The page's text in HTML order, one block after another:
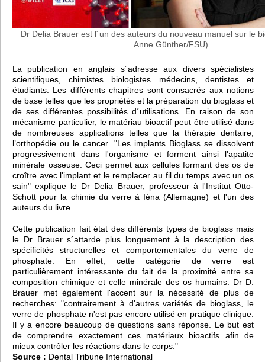
Dr Delia Brauer est l´un des auteurs du nouveau manuel sur le
Anne Günther/FSU)
La publication en anglais s´adresse aux divers spécialistes
scientifiques, chimistes biologistes médecins, dentistes et
étudiants. Les différents chapitres sont consacrés aux notions
de base telles que les propriétés et la préparation du bioglass et
de ses différentes possibilités d´utilisations. En raison de son
mécanisme particulier, le matériau bioactif peut être utilisé dans
de nombreuses applications telles que la thérapie dentaire,
l’orthopédie ou le cancer. "Les implants Bioglass se dissolvent
progressivement dans l'organisme et forment ainsi l'apatite
minérale osseuse. Ceci permet aux cellules formant des os de
croître avec l'implant et le remplacer au fil du temps avec un os
sain" explique le Dr Delia Brauer, professeur à l'Institut Otto-
Schott pour la chimie du verre à Iéna (Allemagne) et l'un des
auteurs du livre.
Cette publication fait état des différents types de bioglass mais
le Dr Brauer s´attarde plus longuement à la description des
spécificités structurelles et comportementales du verre de
phosphate. En effet, cette catégorie de verre est
particulièrement intéressante du fait de la proximité entre sa
composition chimique et celle minérale des os humains. Dr D.
Brauer met également l'accent sur la nécessité de plus de
recherches: "contrairement à d'autres variétés de bioglass, le
verre de phosphate n'est pas encore utilisé en pratique clinique.
Il y a encore beaucoup de questions sans réponse. Le but est
de comprendre exactement ces matériaux bioactifs afin de
mieux contrôler les réactions dans le corps."
Source : Dental Tribune International